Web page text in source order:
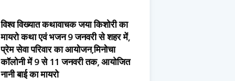
विश्व विख्यात कथावाचक जया किशोरी का
मायरो कथा एवं भजन 9 जनवरी से शहर में,
प्रेम सेवा परिवार का आयोजन,मिनोचा
कॉलोनी में 9 से 11 जनवरी तक, आयोजित
नानी बाई का मायरो